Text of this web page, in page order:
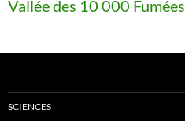
Vallée des 10 000 Fumées
SCIENCES